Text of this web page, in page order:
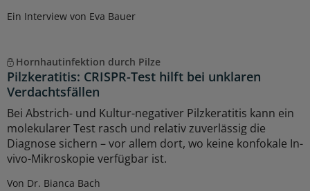
Ein Interview von Eva Bauer
Hornhautinfektion durch Pilze
Pilzkeratitis: CRISPR-Test hilft bei unklaren
Verdachtsfällen
Bei Abstrich- und Kultur-negativer Pilzkeratitis kann ein
molekularer Test rasch und relativ zuverlässig die
Diagnose sichern – vor allem dort, wo keine konfokale In-
vivo-Mikroskopie verfügbar ist.
Von Dr. Bianca Bach